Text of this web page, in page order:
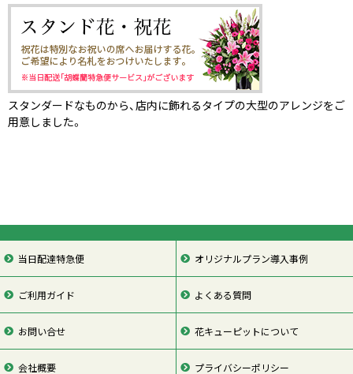
スタンダードなものから、店内に飾れるタイプの大型のアレンジをご
用意しました。
当日配達特急便 オリジナルプラン導入事例
ご利用ガイド よくある質問
お問い合せ 花キューピットについて
会社概要 プライバシーポリシー